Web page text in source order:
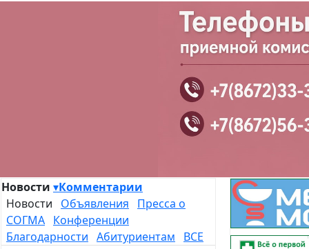
Новости ▾Комментарии
Новости Объявления
Пресса о
СОГМА Конференции
Благодарности Абитуриентам
ВСЕ